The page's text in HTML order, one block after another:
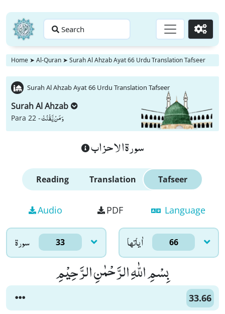
Search Go
Home ➤ Al-Quran ➤ Surah Al Ahzab Ayat 66 Urdu Translation Tafseer
Surah Al Ahzab Ayat 66 Urdu Translation Tafseer
Surah Al Ahzab
Para 22 -وَ مَنْ یَّقْنُتْ
سورة الاحزاب
Reading Translation Tafseer
Audio PDF Language
سورۃ 33 اٰياتها 66
بِسْمِ اللّٰهِ الرَّحْمٰنِ الرَّحِیْمِ
33.66